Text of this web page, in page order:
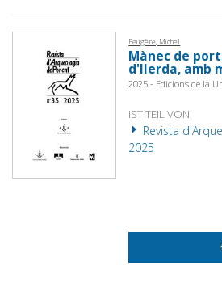
Feugère, Michel
Mànec de
d'Ilerda, amb
2025 - Edicions de la
IST TEIL VON
Revista
2025